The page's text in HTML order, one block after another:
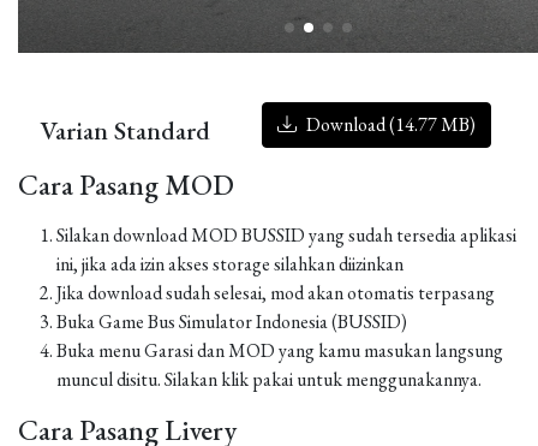
Varian Standard Download (14.77 MB)
Cara Pasang MOD
Silakan download MOD BUSSID yang sudah tersedia aplikasi
ini, jika ada izin akses storage silahkan diizinkan
Jika download sudah selesai, mod akan otomatis terpasang
Buka Game Bus Simulator Indonesia (BUSSID)
Buka menu Garasi dan MOD yang kamu masukan langsung
muncul disitu. Silakan klik pakai untuk menggunakannya.
Cara Pasang Livery